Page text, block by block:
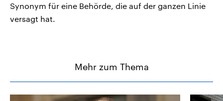
Synonym für eine Behörde, die auf der ganzen Linie
versagt hat.
Mehr zum Thema